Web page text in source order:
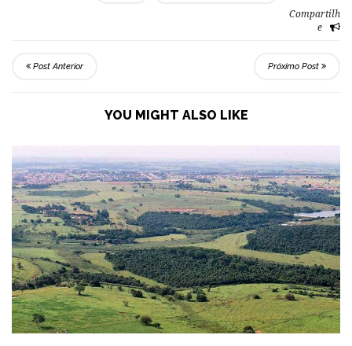
Compartilh
e
Post Anterior Próximo Post
YOU MIGHT ALSO LIKE